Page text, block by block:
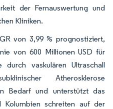
der Fernauswertung und
Kliniken.
von 3,99 % prognostiziert,
von 600 Millionen USD für
durch vaskulären Ultraschall
Atherosklerose
Bedarf und unterstützt das
Kolumbien schreiten auf der